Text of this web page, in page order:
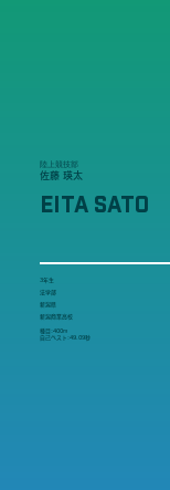
陸上競技部
佐藤 瑛太
EITA SATO
3年生
法学部
新潟県
新潟商業高校
種目:400m
自己ベスト:49.09秒